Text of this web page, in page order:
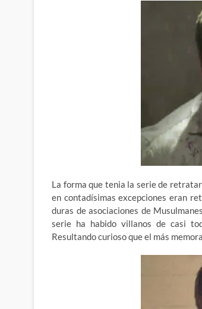
La forma que tenia la serie de
en contadísimas excepciones eran
duras de asociaciones de
serie ha habido villanos de casi
Resultando curioso que el más